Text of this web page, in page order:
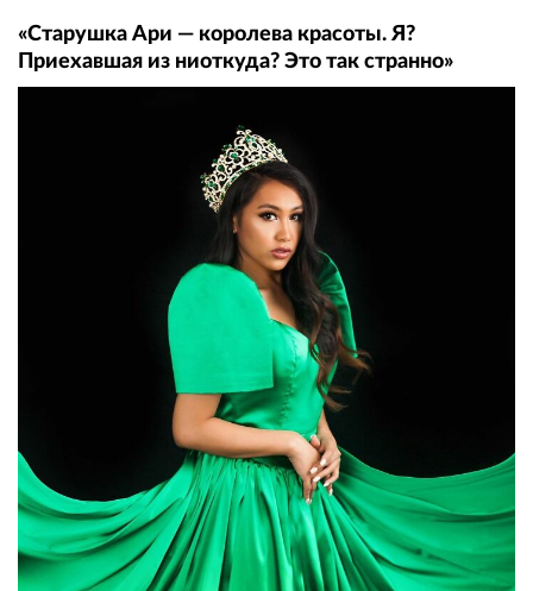
«Старушка Ари — королева красоты. Я?
Приехавшая из ниоткуда? Это так странно»